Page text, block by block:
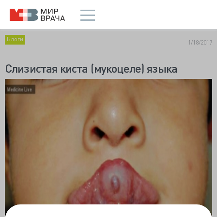
Блоги 1/18/2017
Слизистая киста (мукоцеле) языка